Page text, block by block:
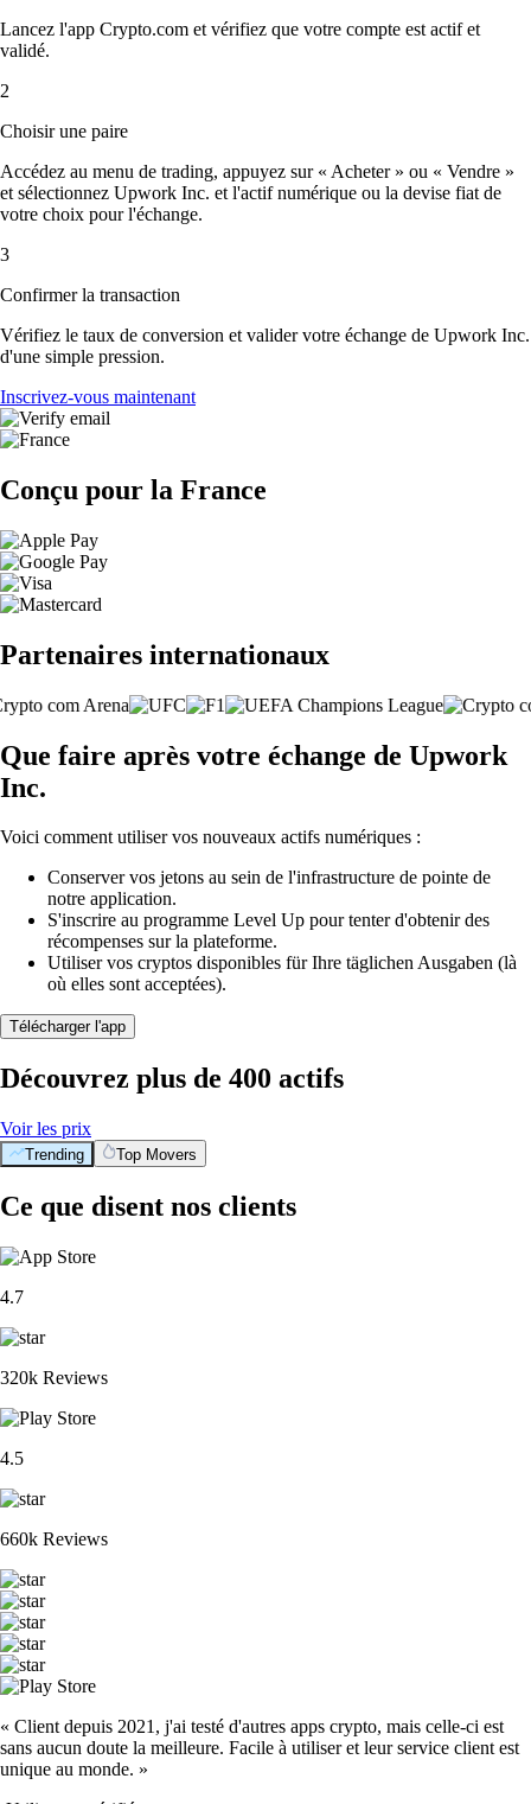
Lancez l'app Crypto.com et vérifiez que votre compte est actif et
validé.
2
Choisir une paire
Accédez au menu de trading, appuyez sur « Acheter » ou « Vendre »
et sélectionnez Upwork Inc. et l'actif numérique ou la devise fiat de
votre choix pour l'échange.
3
Confirmer la transaction
Vérifiez le taux de conversion et valider votre échange de Upwork Inc.
d'une simple pression.
Inscrivez-vous maintenant
Conçu pour la France
Partenaires internationaux
Que faire après votre échange de Upwork
Inc.
Voici comment utiliser vos nouveaux actifs numériques :
Conserver vos jetons au sein de l'infrastructure de pointe de
notre application.
S'inscrire au programme Level Up pour tenter d'obtenir des
récompenses sur la plateforme.
Utiliser vos cryptos disponibles für Ihre täglichen Ausgaben (là
où elles sont acceptées).
Télécharger l'app
Découvrez plus de 400 actifs
Voir les prix
Trending Top Movers
Ce que disent nos clients
4.7
320k Reviews
4.5
660k Reviews
« Client depuis 2021, j'ai testé d'autres apps crypto, mais celle-ci est
sans aucun doute la meilleure. Facile à utiliser et leur service client est
unique au monde. »